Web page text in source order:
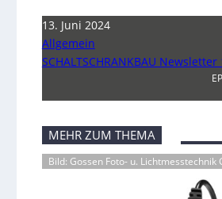
13. Juni 2024
Allgemein
SCHALTSCHRANKBAU Newsletter
MEHR ZUM THEMA
Bild: Gossen Foto- u. Lichtmesstechnik